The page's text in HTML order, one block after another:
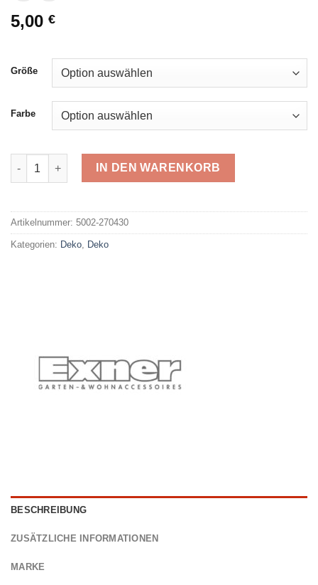
5,00 €
Größe
Farbe
Exner 270430 Menge
IN DEN WARENKORB
Artikelnummer: 5002-270430
Kategorien: Deko Deko
BESCHREIBUNG
ZUSÄTZLICHE INFORMATIONEN
MARKE